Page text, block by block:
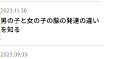
2023.11.30
男の子と女の子の脳の発達の違い
を知る
2023.09.03